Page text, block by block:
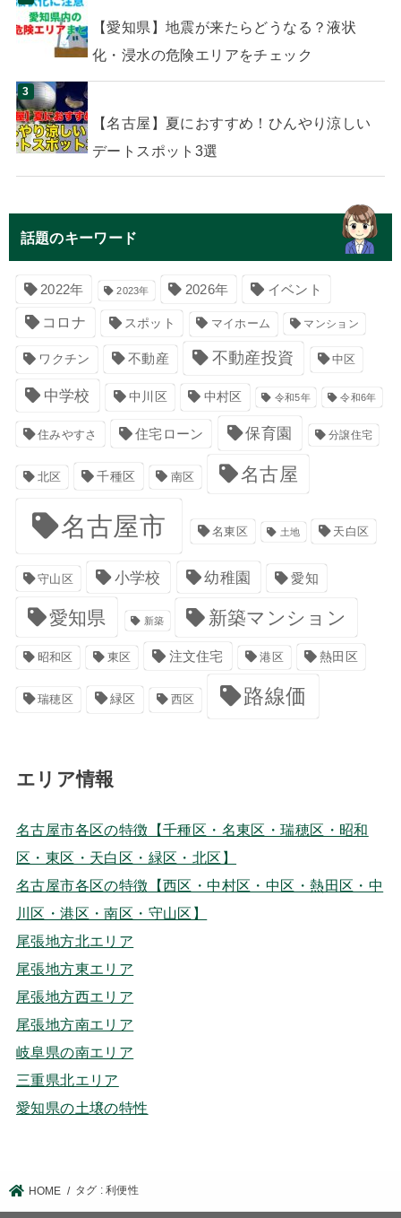
【愛知県】地震が来たらどうなる？液状
化・浸水の危険エリアをチェック
【名古屋】夏におすすめ！ひんやり涼しい
デートスポット3選
話題のキーワード
2022年 2023年 2026年 イベント
コロナ スポット マイホーム マンション
ワクチン 不動産 不動産投資 中区
中学校 中川区 中村区 令和5年 令和6年
住みやすさ 住宅ローン 保育園 分譲住宅
北区 千種区 南区 名古屋
名古屋市 名東区 土地 天白区
守山区 小学校 幼稚園 愛知
愛知県 新築 新築マンション
昭和区 東区 注文住宅 港区 熱田区
瑞穂区 緑区 西区 路線価
エリア情報
名古屋市各区の特徴【千種区・名東区・瑞穂区・昭和
区・東区・天白区・緑区・北区】
名古屋市各区の特徴【西区・中村区・中区・熱田区・中
川区・港区・南区・守山区】
尾張地方北エリア
尾張地方東エリア
尾張地方西エリア
尾張地方南エリア
岐阜県の南エリア
三重県北エリア
愛知県の土壌の特性
HOME タグ : 利便性